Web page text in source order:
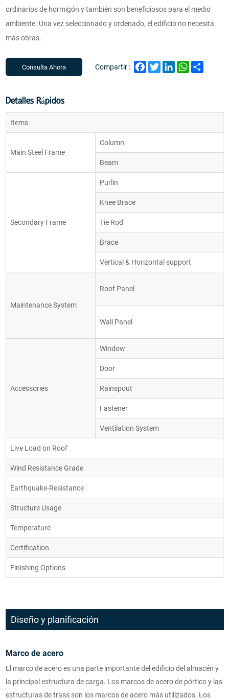
ordinarios de hormigón y también son beneficiosos para el medio
ambiente. Una vez seleccionado y ordenado, el edificio no necesita
más obras.
Consulta Ahora Compartir : FacebookTwitterLinkedInWhatsApp
Detalles Rápidos
Items
Main Steel Frame
Column
Beam
Secondary Frame
Purlin
Knee Brace
Tie Rod
Brace
Vertical & Horizontal support
Maintenance System
Roof Panel
Wall Panel
Accessories
Window
Door
Rainspout
Fastener
Ventilation System
Live Load on Roof
Wind Resistance Grade
Earthquake-Resistance
Structure Usage
Temperature
Certification
Finishing Options
Diseño y planificación
Marco de acero
El marco de acero es una parte importante del edificio del almacén y
la principal estructura de carga. Los marcos de acero de pórtico y las
estructuras de trass son los marcos de acero más utilizados. Los